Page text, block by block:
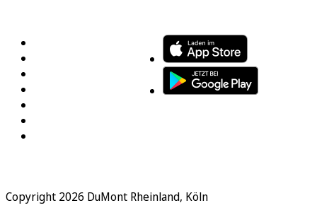
Copyright 2026 DuMont Rheinland, Köln